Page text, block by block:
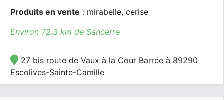
Produits en vente : mirabelle, cerise
Environ 72.3 km de Sancerre
27 bis route de Vaux à la Cour Barrée à 89290
Escolives-Sainte-Camille